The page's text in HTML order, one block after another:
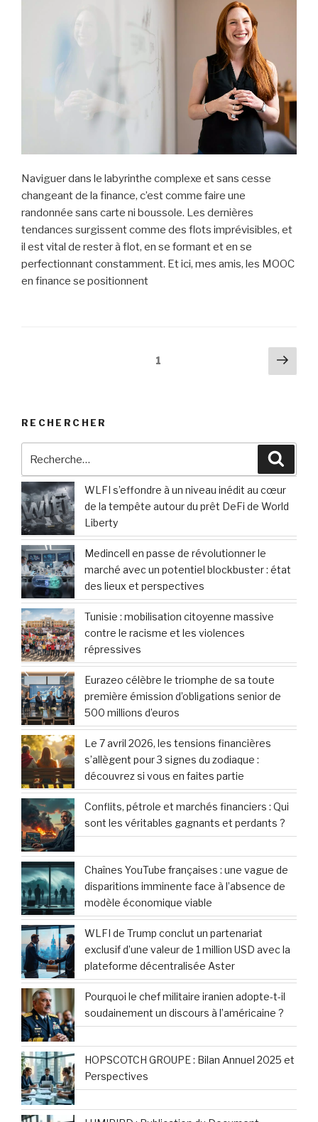
Naviguer dans le labyrinthe complexe et sans cesse
changeant de la finance, c’est comme faire une
randonnée sans carte ni boussole. Les dernières
tendances surgissent comme des flots imprévisibles, et
il est vital de rester à flot, en se formant et en se
perfectionnant constamment. Et ici, mes amis, les MOOC
en finance se positionnent
1
RECHERCHER
pour
:
WLFI s’effondre à un niveau inédit au cœur
de la tempête autour du prêt DeFi de World
Liberty
Medincell en passe de révolutionner le
marché avec un potentiel blockbuster : état
des lieux et perspectives
Tunisie : mobilisation citoyenne massive
contre le racisme et les violences
répressives
Eurazeo célèbre le triomphe de sa toute
première émission d’obligations senior de
500 millions d’euros
Le 7 avril 2026, les tensions financières
s’allègent pour 3 signes du zodiaque :
découvrez si vous en faites partie
Conflits, pétrole et marchés financiers : Qui
sont les véritables gagnants et perdants ?
Chaînes YouTube françaises : une vague de
disparitions imminente face à l’absence de
modèle économique viable
WLFI de Trump conclut un partenariat
exclusif d’une valeur de 1 million USD avec la
plateforme décentralisée Aster
Pourquoi le chef militaire iranien adopte-t-il
soudainement un discours à l’américaine ?
HOPSCOTCH GROUPE : Bilan Annuel 2025 et
Perspectives